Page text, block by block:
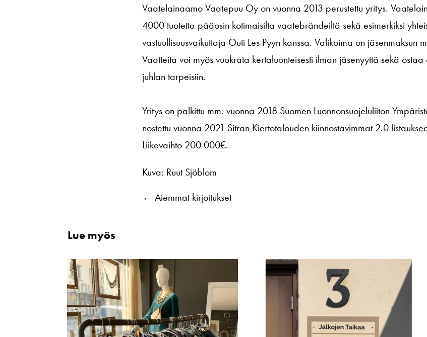
Vaatelainaamo Vaatepuu Oy on vuonna 2013 perustettu yritys.
4000 tuotetta pääosin kotimaisilta vaatebrändeiltä sekä esimerkiksi
vastuullisuusvaikuttaja Outi Les Pyyn kanssa. Valikoima on jäsenmaksun
Vaatteita voi myös vuokrata kertaluonteisesti ilman jäsenyyttä sekä
juhlan tarpeisiin.
Yritys on palkittu mm. vuonna 2018 Suomen Luonnonsuojeluliiton
nostettu vuonna 2021 Sitran Kiertotalouden kiinnostavimmat 2.0
Liikevaihto 200 000€.
Kuva: Ruut Sjöblom
← Aiemmat kirjoitukset
Lue myös